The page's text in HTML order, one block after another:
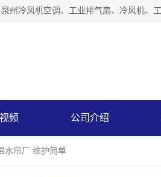
频 公司介绍
水帘厂 维护简单